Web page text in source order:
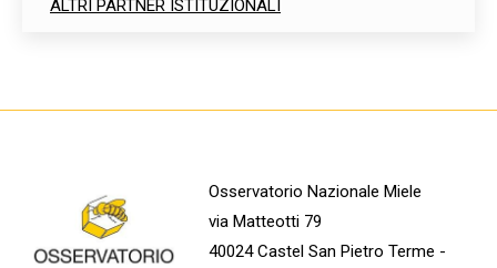
ALTRI PARTNER ISTITUZIONALI
Osservatorio Nazionale Miele
via Matteotti 79
40024 Castel San Pietro Terme -